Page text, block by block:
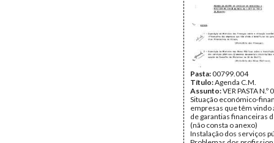
29.JUN.72
Quadro sobre os
embaixada e respectivas
(Em Anexo notas
Data:Terça, 24 de
Fundo:AMS - Arquivo
Tipo Documental:ACTAS
Página(s):
Pasta:00799.004
Título:Agenda C.M.
Assunto:VER PASTA N.º
Situação económico-
empresas que têm vindo
de garantias financeiras
(não consta o anexo)
Instalação dos serviços